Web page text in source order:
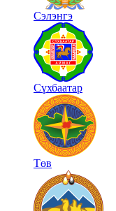
Сэлэнгэ
Сүхбаатар
Төв